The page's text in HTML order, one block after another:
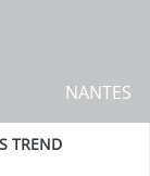
NANTES
TREND